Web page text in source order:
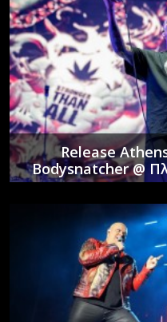
Release
Bodysnatcher @